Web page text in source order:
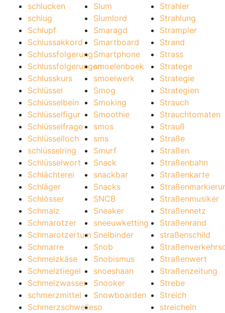
schlucken
schlug
Schlupf
Schlussakkord
Schlussfolgerung
Schlussfolgerungen
Schlusskurs
Schlüssel
Schlüsselbein
Schlüsselfigur
Schlüsselfrage
Schlüsselloch
schlüsselring
Schlüsselwort
Schlächterei
Schläger
Schlösser
Schmalz
Schmarotzer
Schmarotzertum
Schmarre
Schmelzkäse
Schmelztiegel
Schmelzwasser
schmerzmittel
Schmerzschwelle
Slum
Slumlord
Smaragd
Smartboard
Smartphone
smoelenboek
smoelwerk
Smog
Smoking
Smoothie
smos
sms
Smurf
Snack
snackbar
Snacks
SNCB
Sneaker
sneeuwketting
Snelbinder
Snob
Snobismus
snoeshaan
Snooker
Snowboarden
so
Strahler
Strahlung
Strampler
Strand
Strass
Stratege
Strategie
Strategien
Strauch
Strauchtomaten
Strauß
Straße
Straßen
Straßenbahn
Straßenkarte
Straßenmusiker
Straßennetz
Straßenrand
straßenschild
Straßenwert
Straßenzeitung
Strebe
Streich
streicheln